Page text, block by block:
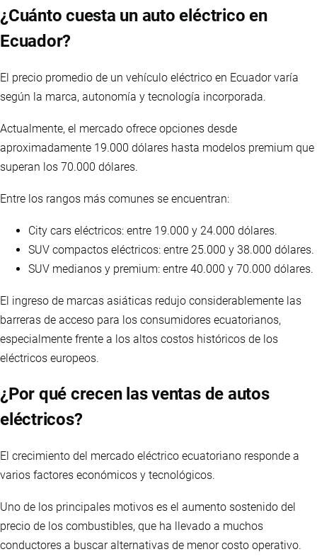
¿Cuánto cuesta un auto eléctrico en
Ecuador?
El precio promedio de un vehículo eléctrico en Ecuador varía
según la marca, autonomía y tecnología incorporada.
Actualmente, el mercado ofrece opciones desde
aproximadamente 19.000 dólares hasta modelos premium que
superan los 70.000 dólares.
Entre los rangos más comunes se encuentran:
City cars eléctricos: entre 19.000 y 24.000 dólares.
SUV compactos eléctricos: entre 25.000 y 38.000 dólares.
SUV medianos y premium: entre 40.000 y 70.000 dólares.
El ingreso de marcas asiáticas redujo considerablemente las
barreras de acceso para los consumidores ecuatorianos,
especialmente frente a los altos costos históricos de los
eléctricos europeos.
¿Por qué crecen las ventas de autos
eléctricos?
El crecimiento del mercado eléctrico ecuatoriano responde a
varios factores económicos y tecnológicos.
Uno de los principales motivos es el aumento sostenido del
precio de los combustibles, que ha llevado a muchos
conductores a buscar alternativas de menor costo operativo.